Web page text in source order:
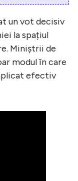
un vot decisiv
la spațiul
Miniștrii de
modul în care
efectiv